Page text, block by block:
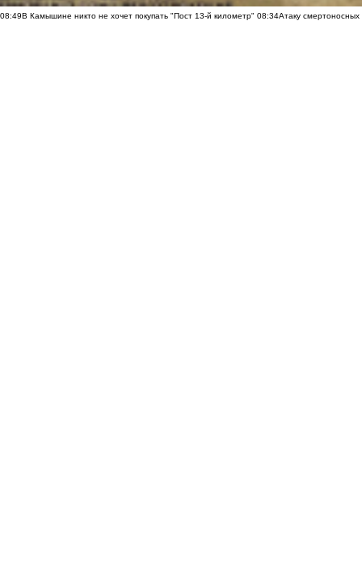
08:49В Камышине никто не хочет покупать "Пост 13-й километр" 08:34Атаку